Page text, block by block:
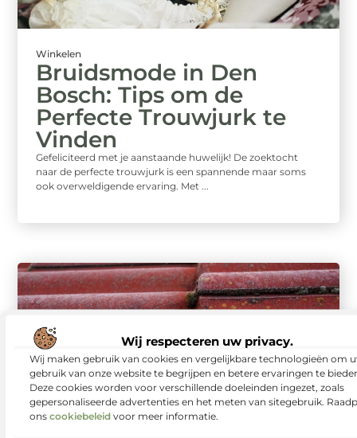
Wij respecteren uw privacy.
Wij maken gebruik van cookies en vergelijkbare technologieën om
gebruik van onze website te begrijpen en betere ervaringen te
Deze cookies worden voor verschillende doeleinden ingezet, zoals
gepersonaliseerde advertenties en het meten van sitegebruik.
ons cookiebeleid voor meer informatie.
Winkelen
Bruidsmode in Den
Bosch: Tips om de
Perfecte Trouwjurk te
Vinden
Gefeliciteerd met je aanstaande huwelijk! De zoektocht
naar de perfecte trouwjurk is een spannende maar soms
ook overweldigende ervaring. Met ...
Winkelen